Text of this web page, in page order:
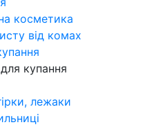
косметика
від комах
купання
лежаки